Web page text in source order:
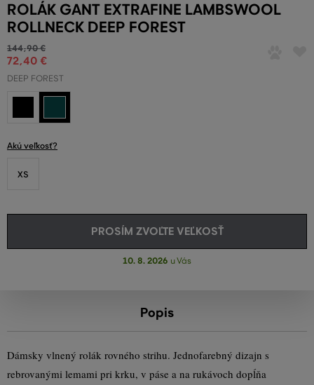
ROLÁK GANT EXTRAFINE LAMBSWOOL
ROLLNECK DEEP FOREST
144,90 €
72,40 €
DEEP FOREST
Akú veľkosť?
XS
PROSÍM ZVOĽTE VEĽKOSŤ
10. 8. 2026 u Vás
Popis
Dámsky vlnený rolák rovného strihu. Jednofarebný dizajn s
rebrovanými lemami pri krku, v páse a na rukávoch dopĺňa